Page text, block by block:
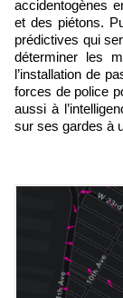
accidentogènes
et des piétons.
prédictives qui
déterminer les
l’installation de
forces de police
aussi à
sur ses gardes à